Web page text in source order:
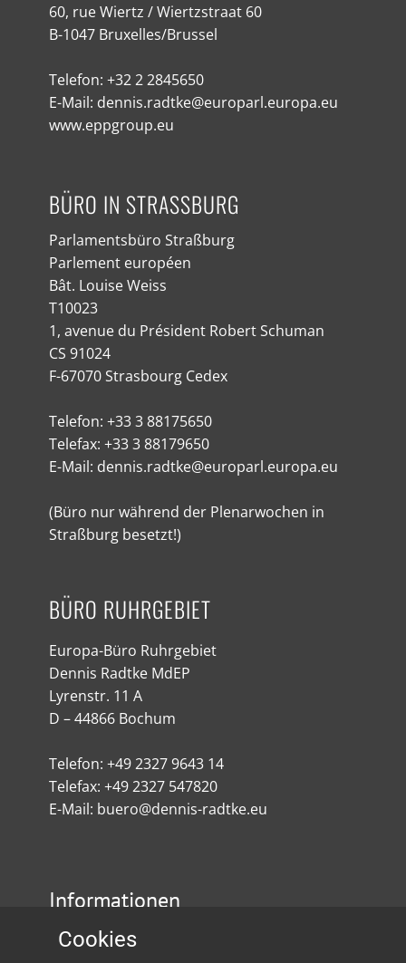
60, rue Wiertz / Wiertzstraat 60
B-1047 Bruxelles/Brussel
Telefon: +32 2 2845650
E-Mail: dennis.radtke@europarl.europa.eu
www.eppgroup.eu
BÜRO IN STRASSBURG
Parlamentsbüro Straßburg
Parlement européen
Bât. Louise Weiss
T10023
1, avenue du Président Robert Schuman
CS 91024
F-67070 Strasbourg Cedex
Telefon: +33 3 88175650
Telefax: +33 3 88179650
E-Mail: dennis.radtke@europarl.europa.eu
(Büro nur während der Plenarwochen in
Straßburg besetzt!)
BÜRO RUHRGEBIET
Europa-Büro Ruhrgebiet
Dennis Radtke MdEP
Lyrenstr. 11 A
D – 44866 Bochum
Telefon: +49 2327 9643 14
Telefax: +49 2327 547820
E-Mail: buero@dennis-radtke.eu
Informationen
Impressum
Cookies